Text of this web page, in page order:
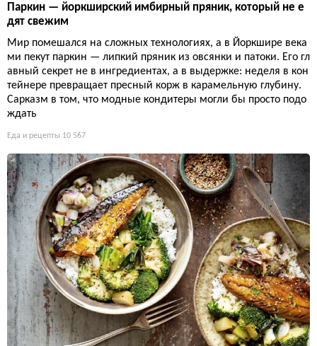
Паркин — йоркширский имбирный пряник, который не е
дят свежим
Мир помешался на сложных технологиях, а в Йоркшире века
ми пекут паркин — липкий пряник из овсянки и патоки. Его гл
авный секрет не в ингредиентах, а в выдержке: неделя в кон
тейнере превращает пресный корж в карамельную глубину.
Сарказм в том, что модные кондитеры могли бы просто подо
ждать
Еда и рецепты 10 567